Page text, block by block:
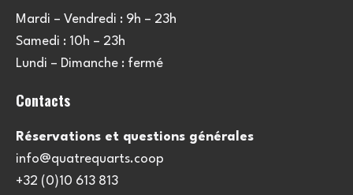
Mardi – Vendredi : 9h – 23h
Samedi : 10h – 23h
Lundi – Dimanche : fermé
Contacts
Réservations et questions générales
info@quatrequarts.coop
+32 (0)10 613 813